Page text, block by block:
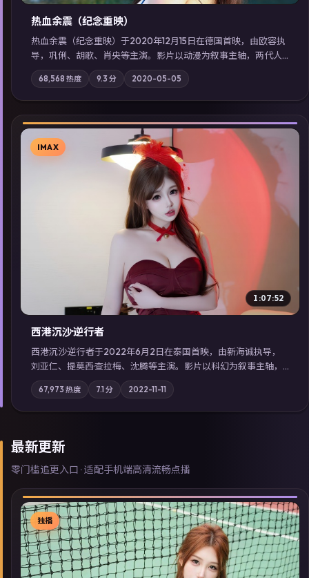
热血余震（纪念重映）
热血余震（纪念重映）于2020年12月15日在德国首映，由欧容执
导，巩俐、胡歌、肖央等主演。影片以动漫为叙事主轴，两代人
的执念在暴风雨夜正面相撞；摄影与配乐强化地域气质；站内亦
可通过「国产免费观看高清电视剧在线看」延展检索同类型高分
佳作，畅享高清在线追剧体验。
68,568 热度 9.3 分 2020-05-05
▶
IMAX
1:07:52
西港沉沙·逆行者
西港沉沙·逆行者于2022年6月2日在泰国首映，由新海诚执导，
刘亚仁、提莫西·查拉梅、沈腾等主演。影片以科幻为叙事主轴，
失踪人口档案牵出跨国灰色产业链；摄影与配乐强化地域气质；
站内亦可通过「国产免费观看高清电视剧在线看」延展检索同类
型高分佳作，畅享高清在线追剧体验。
67,973 热度 7.1分 2022-11-11
最新更新
零门槛追更入口 · 适配手机端高清流畅点播
独播